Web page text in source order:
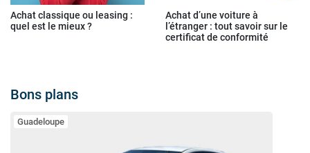
Achat classique ou leasing :
quel est le mieux ?
Achat d’une voiture à
l’étranger : tout savoir sur le
certificat de conformité
Bons plans
Guadeloupe